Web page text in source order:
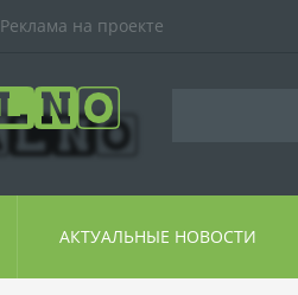
Реклама на проекте
АКТУАЛЬНЫЕ НОВОСТИ